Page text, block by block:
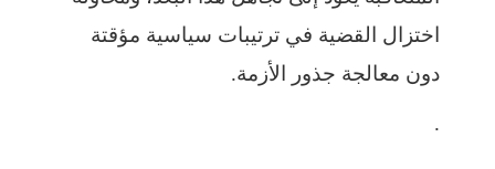
اختزال القضية في ترتيبات سياسية مؤقتة
دون معالجة جذور الأزمة.
.